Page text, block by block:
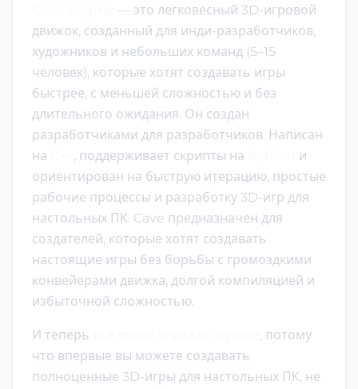
— это легковесный 3D-игровой
движок, созданный для инди-разработчиков,
художников и небольших команд (5–15
человек), которые хотят создавать игры
быстрее, с меньшей сложностью и без
длительного ожидания. Он создан
разработчиками для разработчиков. Написан
на
, поддерживает скрипты на
и
ориентирован на быструю итерацию, простые
рабочие процессы и разработку 3D-игр для
настольных ПК. Cave предназначен для
создателей, которые хотят создавать
настоящие игры без борьбы с громоздкими
конвейерами движка, долгой компиляцией и
избыточной сложностью.
И теперь
, потому
что впервые вы можете создавать
полноценные 3D-игры для настольных ПК, не